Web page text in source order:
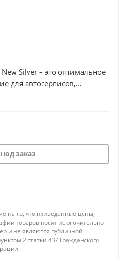
Silver – это оптимальное
для автосервисов,
и производственных
Под заказ
на то, что приведенные цены,
товаров носят исключительно
и не являются публичной
2 статьи 437 Гражданского